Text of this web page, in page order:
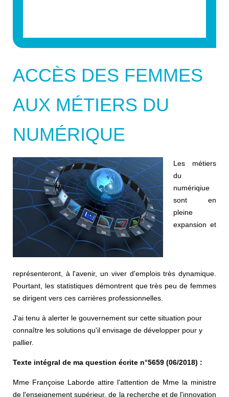
ACCÈS DES FEMMES
AUX MÉTIERS DU
NUMÉRIQUE
Les métiers
du
numériqiue
sont en
pleine
expansion et
représenteront, à l'avenir, un viver d'emplois très dynamique.
Pourtant, les statistiques démontrent que très peu de femmes
se dirigent vers ces carrières professionnelles.
J'ai tenu à alerter le gouvernement sur cette situation pour
connaître les solutions qu'il envisage de développer pour y
pallier.
Texte intégral de ma question écrite n°5659 (06/2018) :
Mme Françoise Laborde attire l'attention de Mme la ministre
de l'enseignement supérieur, de la recherche et de l'innovation